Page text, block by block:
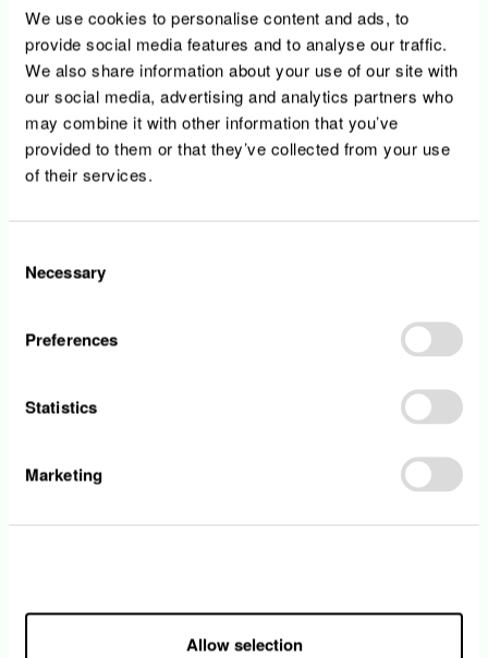
We use cookies to personalise content and ads, to
provide social media features and to analyse our traffic.
We also share information about your use of our site with
our social media, advertising and analytics partners who
may combine it with other information that you’ve
provided to them or that they’ve collected from your use
of their services.
Selection
Necessary
Preferences
Statistics
Marketing
Allow selection
Im Laufe des Jahres werden verschiedene
Veranstaltungen zur Förderung der Beziehungen
ermöglichen ihre Kollegen außerhalb der Arbeit
zu treffen und Momente zusammen zu genießen.
der Familie: der Nikolaustag oder auch der
Familientag.